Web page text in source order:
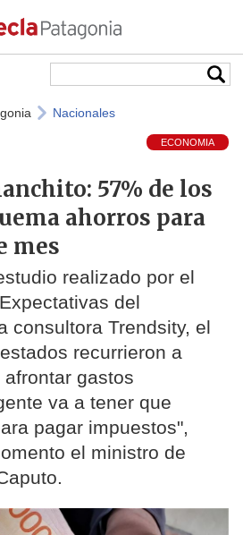
Nacionales
ECONOMIA
57% de los
ahorros para
mes
realizado por el
del
consultora Trendsity, el
recurrieron a
gastos
va a tener que
pagar impuestos",
el ministro de